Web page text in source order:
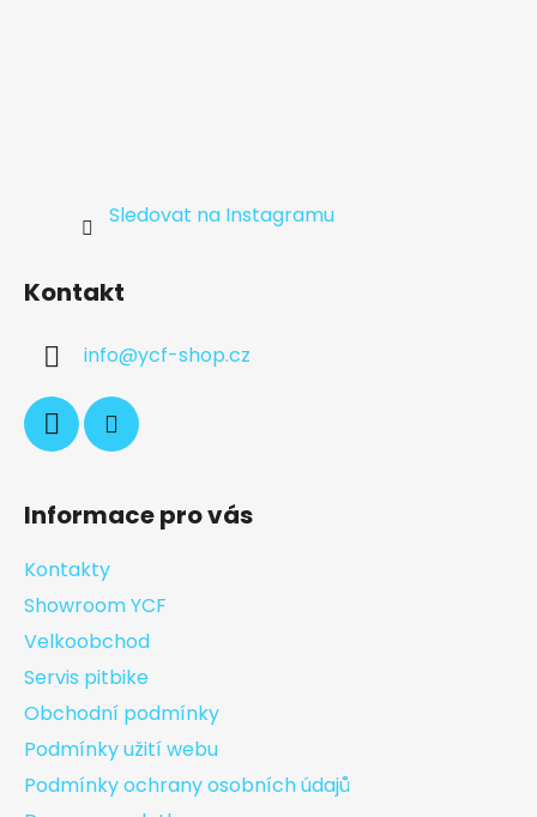
Sledovat na Instagramu
Kontakt
info@ycf-shop.cz
Informace pro vás
Kontakty
Showroom YCF
Velkoobchod
Servis pitbike
Obchodní podmínky
Podmínky užití webu
Podmínky ochrany osobních údajů